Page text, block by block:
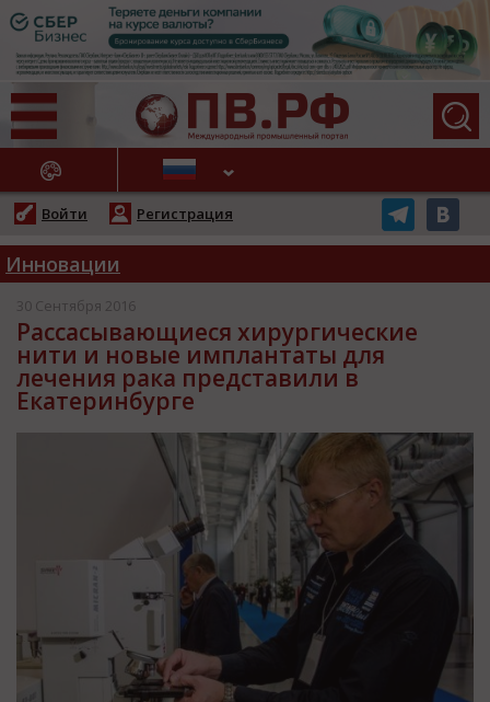
НОВОСТИ
Войти Регистрация
Инновации
30 Сентября 2016
Рассасывающиеся хирургические
нити и новые имплантаты для
лечения рака представили в
Екатеринбурге